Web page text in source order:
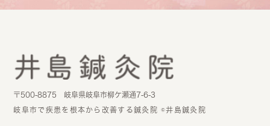
〒500-8875 岐阜県岐阜市柳ケ瀬通7-6-3
岐阜市で疾患を根本から改善する鍼灸院 ©井島鍼灸院